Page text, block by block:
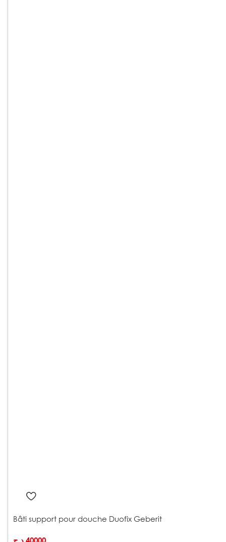
Bâti support pour douche Duofix Geberit
40000 د.ج